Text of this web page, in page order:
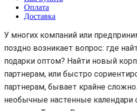
Оплата
Доставка
У многих компаний или
поздно возникает вопрос: где
подарки оптом? Найти новый
партнерам, или быстро
партнерам, бывает крайне
необычные настенные календари